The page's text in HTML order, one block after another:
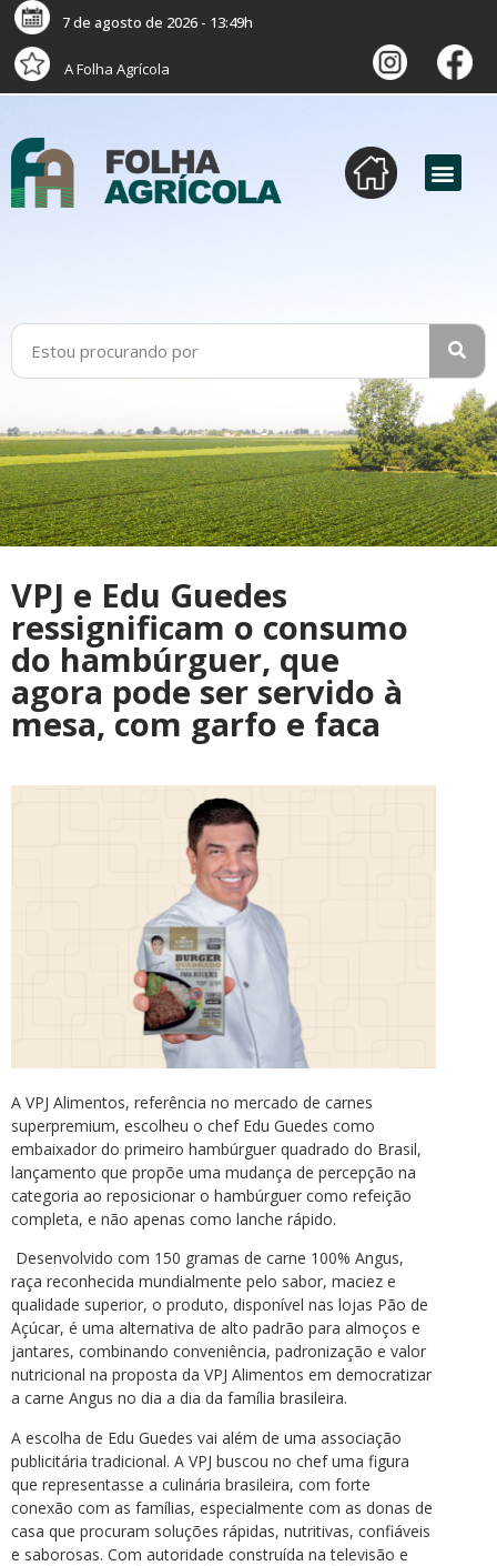
7 de agosto de 2026 - 13:49h
A Folha Agrícola
VPJ e Edu Guedes
ressignificam o consumo
do hambúrguer, que
agora pode ser servido à
mesa, com garfo e faca
A VPJ Alimentos, referência no mercado de carnes
superpremium, escolheu o chef Edu Guedes como
embaixador do primeiro hambúrguer quadrado do Brasil,
lançamento que propõe uma mudança de percepção na
categoria ao reposicionar o hambúrguer como refeição
completa, e não apenas como lanche rápido.
Desenvolvido com 150 gramas de carne 100% Angus,
raça reconhecida mundialmente pelo sabor, maciez e
qualidade superior, o produto, disponível nas lojas Pão de
Açúcar, é uma alternativa de alto padrão para almoços e
jantares, combinando conveniência, padronização e valor
nutricional na proposta da VPJ Alimentos em democratizar
a carne Angus no dia a dia da família brasileira.
A escolha de Edu Guedes vai além de uma associação
publicitária tradicional. A VPJ buscou no chef uma figura
que representasse a culinária brasileira, com forte
conexão com as famílias, especialmente com as donas de
casa que procuram soluções rápidas, nutritivas, confiáveis
e saborosas. Com autoridade construída na televisão e